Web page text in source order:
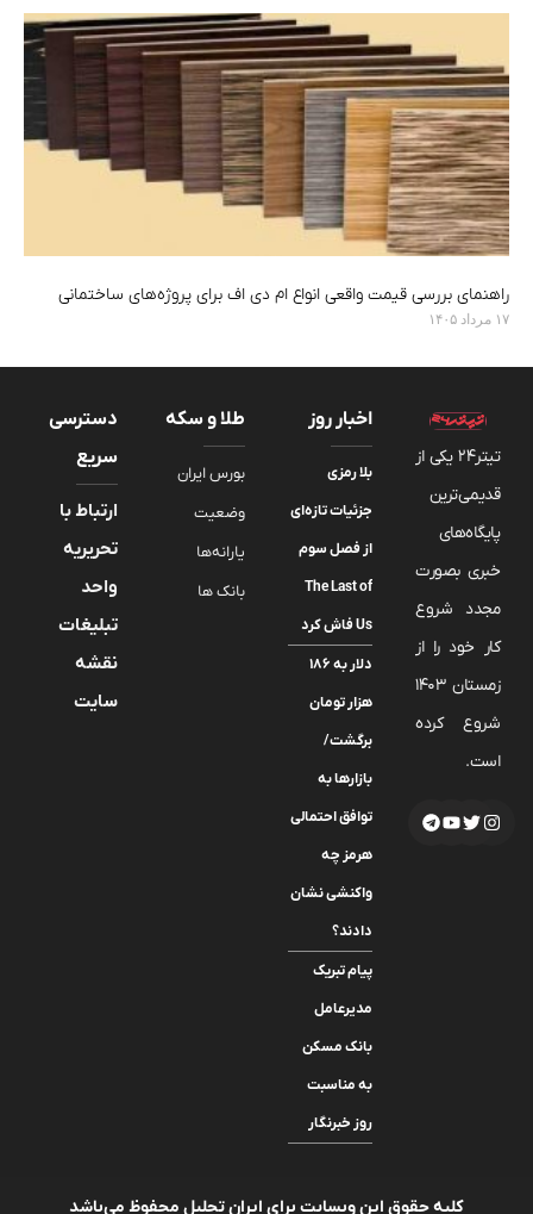
راهنمای بررسی قیمت واقعی انواع ام دی اف برای پروژه‌های ساختمانی
۱۷ مرداد ۱۴۰۵
تیتر24 یکی از
قدیمی‌ترین
پایگاه‌های
خبری بصورت
مجدد شروع
کار خود را از
زمستان 1403
شروع کرده
است.
اخبار روز
بلا رمزی
جزئیات تازه‌ای
از فصل سوم
The Last of
Us فاش کرد
دلار به ۱۸۶
هزار تومان
برگشت/
بازارها به
توافق احتمالی
هرمز چه
واکنشی نشان
دادند؟
پیام تبریک
مدیرعامل
بانک مسکن
به مناسبت
روز خبرنگار
طلا و سکه
بورس ایران
وضعیت
یارانه‌ها
بانک ها
دسترسی
سریع
ارتباط با
تحریریه
واحد
تبلیغات
نقشه
سایت
کلیه حقوق این وبسایت برای ایران تحلیل محفوظ می‌باشد